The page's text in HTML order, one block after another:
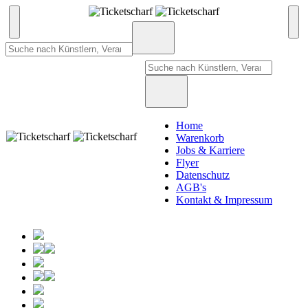
Home
Warenkorb
Jobs & Karriere
Flyer
Datenschutz
AGB's
Kontakt & Impressum